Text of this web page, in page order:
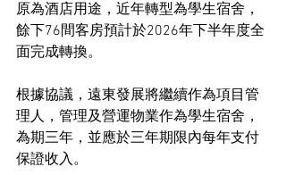
原為酒店用途，近年轉型為學生宿舍，
餘下76間客房預計於2026年下半年度全
面完成轉換。
根據協議，遠東發展將繼續作為項目管
理人，管理及營運物業作為學生宿舍，
為期三年，並應於三年期限內每年支付
保證收入。